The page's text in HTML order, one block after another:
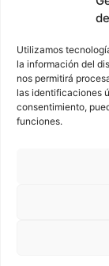
Utilizamos
la información del
nos permitirá
las identificaciones
consentimiento,
funciones.
©